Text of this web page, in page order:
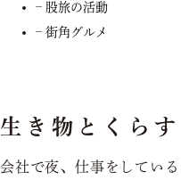
– 股旅の活動
– 街角グルメ
生き物とくらす
会社で夜、仕事をしてい